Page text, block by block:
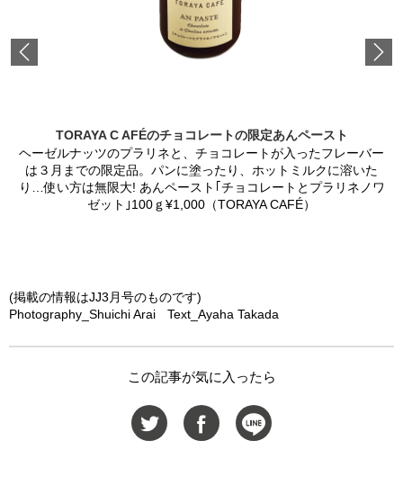
TORAYA C AFÉのチョコレートの限定あんペースト
ヘーゼルナッツのプラリネと、チョコレートが入ったフレーバー
は３月までの限定品。パンに塗ったり、ホットミルクに溶いた
り…使い方は無限大! あんペースト｢チョコレートとプラリネノワ
ゼット｣100ｇ¥1,000（TORAYA CAFÉ）
(掲載の情報はJJ3月号のものです)
Photography_Shuichi Arai Text_Ayaha Takada
この記事が気に入ったら